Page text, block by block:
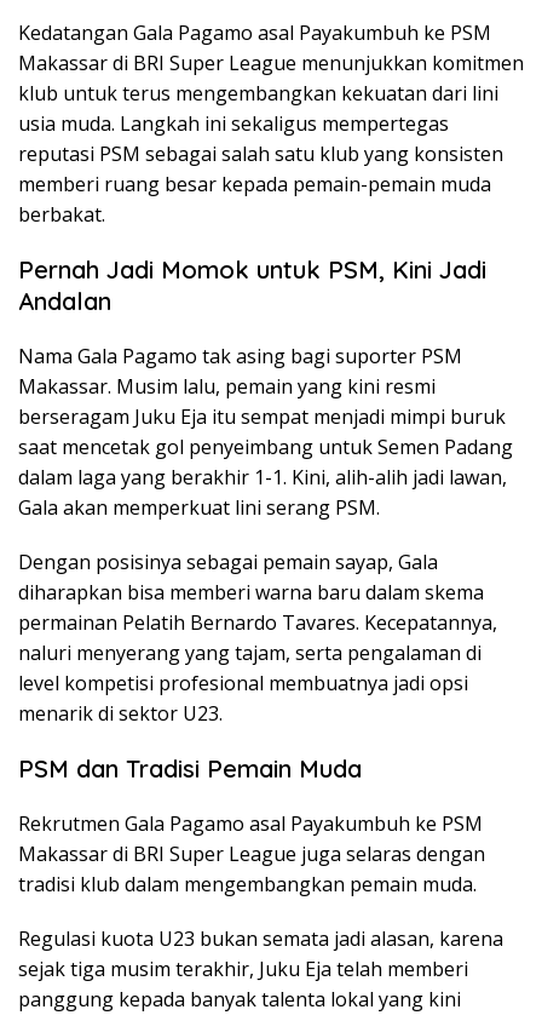
Kedatangan Gala Pagamo asal Payakumbuh ke PSM
Makassar di BRI Super League menunjukkan komitmen
klub untuk terus mengembangkan kekuatan dari lini
usia muda. Langkah ini sekaligus mempertegas
reputasi PSM sebagai salah satu klub yang konsisten
memberi ruang besar kepada pemain-pemain muda
berbakat.
Pernah Jadi Momok untuk PSM, Kini Jadi
Andalan
Nama Gala Pagamo tak asing bagi suporter PSM
Makassar. Musim lalu, pemain yang kini resmi
berseragam Juku Eja itu sempat menjadi mimpi buruk
saat mencetak gol penyeimbang untuk Semen Padang
dalam laga yang berakhir 1-1. Kini, alih-alih jadi lawan,
Gala akan memperkuat lini serang PSM.
Dengan posisinya sebagai pemain sayap, Gala
diharapkan bisa memberi warna baru dalam skema
permainan Pelatih Bernardo Tavares. Kecepatannya,
naluri menyerang yang tajam, serta pengalaman di
level kompetisi profesional membuatnya jadi opsi
menarik di sektor U23.
PSM dan Tradisi Pemain Muda
Rekrutmen Gala Pagamo asal Payakumbuh ke PSM
Makassar di BRI Super League juga selaras dengan
tradisi klub dalam mengembangkan pemain muda.
Regulasi kuota U23 bukan semata jadi alasan, karena
sejak tiga musim terakhir, Juku Eja telah memberi
panggung kepada banyak talenta lokal yang kini